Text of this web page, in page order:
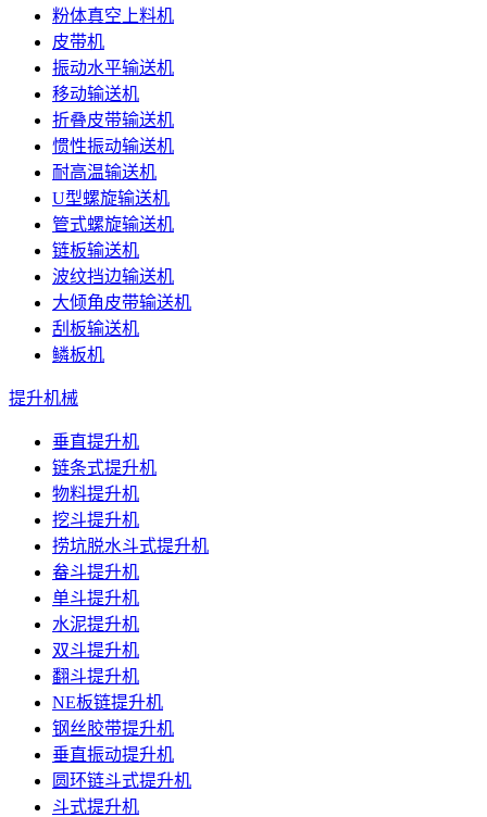
粉体真空上料机
皮带机
振动水平输送机
移动输送机
折叠皮带输送机
惯性振动输送机
耐高温输送机
U型螺旋输送机
管式螺旋输送机
链板输送机
波纹挡边输送机
大倾角皮带输送机
刮板输送机
鳞板机
提升机械
垂直提升机
链条式提升机
物料提升机
挖斗提升机
捞坑脱水斗式提升机
畚斗提升机
单斗提升机
水泥提升机
双斗提升机
翻斗提升机
NE板链提升机
钢丝胶带提升机
垂直振动提升机
圆环链斗式提升机
斗式提升机